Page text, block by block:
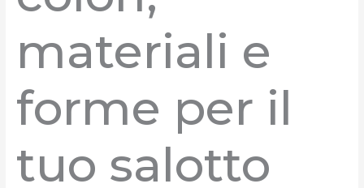
materiali e
forme per il
tuo salotto